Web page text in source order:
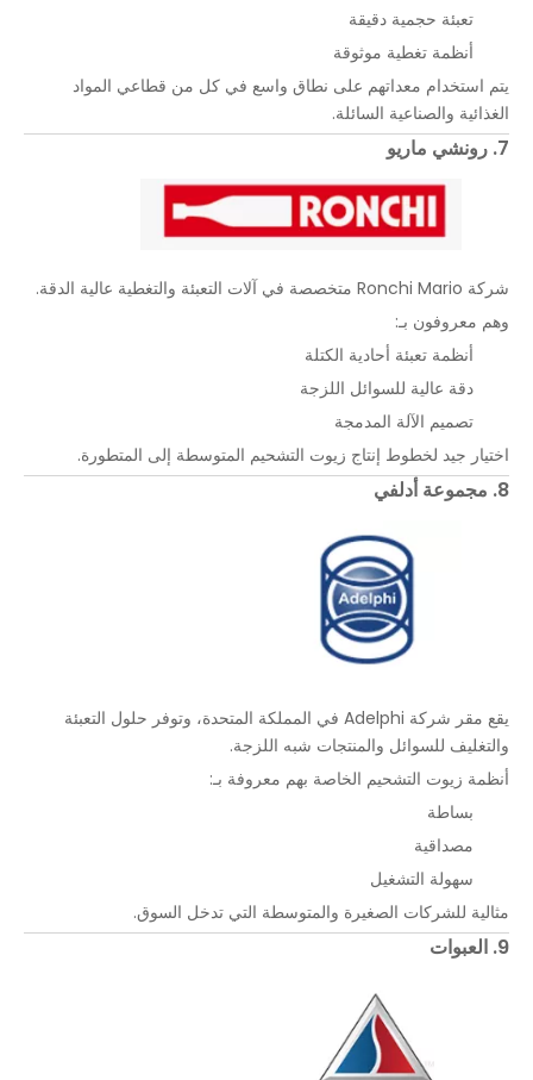
تعبئة حجمية دقيقة
أنظمة تغطية موثوقة
يتم استخدام معداتهم على نطاق واسع في كل من قطاعي المواد
الغذائية والصناعية السائلة.
7. رونشي ماريو
شركة Ronchi Mario متخصصة في آلات التعبئة والتغطية عالية الدقة.
وهم معروفون بـ:
أنظمة تعبئة أحادية الكتلة
دقة عالية للسوائل اللزجة
تصميم الآلة المدمجة
اختيار جيد لخطوط إنتاج زيوت التشحيم المتوسطة إلى المتطورة.
8. مجموعة أدلفي
يقع مقر شركة Adelphi في المملكة المتحدة، وتوفر حلول التعبئة
والتغليف للسوائل والمنتجات شبه اللزجة.
أنظمة زيوت التشحيم الخاصة بهم معروفة بـ:
بساطة
مصداقية
سهولة التشغيل
مثالية للشركات الصغيرة والمتوسطة التي تدخل السوق.
9. العبوات